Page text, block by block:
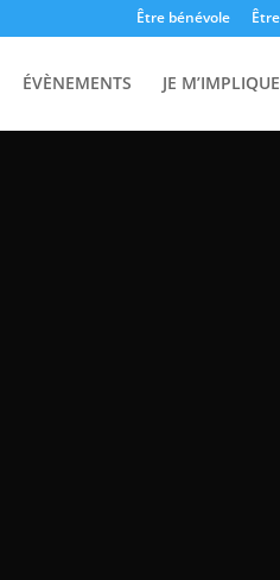
Être bénévole
ÉVÈNEMENTS JE M’IMPLIQUE